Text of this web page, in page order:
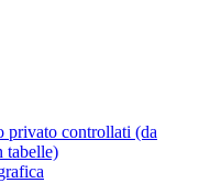
privato controllati (da
tabelle)